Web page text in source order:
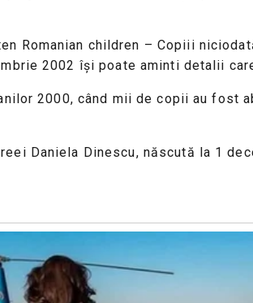
Romanian children – Copiii
2002 își poate aminti detalii
2000, când mii de copii au fost
Daniela Dinescu, născută la 1